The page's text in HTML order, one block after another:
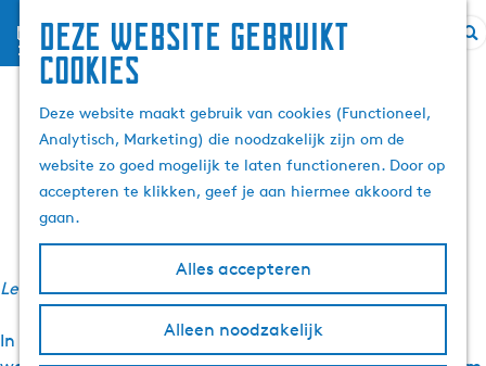
Deze website gebruikt
cookies
Deze website maakt gebruik van cookies (Functioneel,
Analytisch, Marketing) die noodzakelijk zijn om de
website zo goed mogelijk te laten functioneren. Door op
accepteren te klikken, geef je aan hiermee akkoord te
gaan.
Alles accepteren
Alleen noodzakelijk
menu
G
a
n
a
a
r
e
o
Wandelplatform
Fryslân van start
Leestijd: 3 minuten
In Fryslân is een nieuw samenwerkingsverband rond